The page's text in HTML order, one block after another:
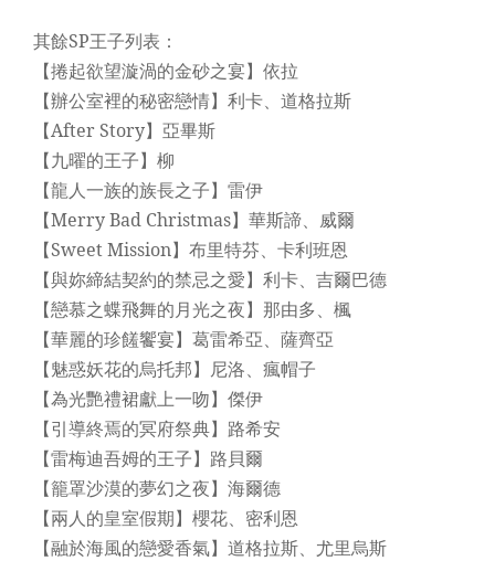
其餘SP王子列表：
【捲起欲望漩渦的金砂之宴】依拉
【辦公室裡的秘密戀情】利卡、道格拉斯
【After Story】亞畢斯
【九曜的王子】柳
【龍人一族的族長之子】雷伊
【Merry Bad Christmas】華斯諦、威爾
【Sweet Mission】布里特芬、卡利班恩
【與妳締結契約的禁忌之愛】利卡、吉爾巴德
【戀慕之蝶飛舞的月光之夜】那由多、楓
【華麗的珍饈饗宴】葛雷希亞、薩齊亞
【魅惑妖花的烏托邦】尼洛、瘋帽子
【為光艷禮裙獻上一吻】傑伊
【引導終焉的冥府祭典】路希安
【雷梅迪吾姆的王子】路貝爾
【籠罩沙漠的夢幻之夜】海爾德
【兩人的皇室假期】櫻花、密利恩
【融於海風的戀愛香氣】道格拉斯、尤里烏斯